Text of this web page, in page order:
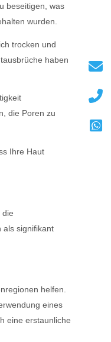
beseitigen, was
wurden.
trocken und
haben
die Poren zu
Ihre Haut
die
als signifikant
helfen.
eines
eine erstaunliche